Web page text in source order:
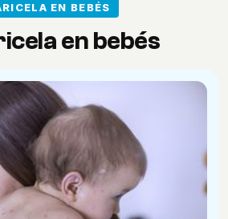
EN BEBÉS
en bebés